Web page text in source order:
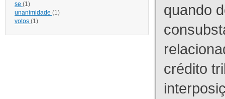
se (1)
unanimidade (1)
votos (1)
quando
crédito